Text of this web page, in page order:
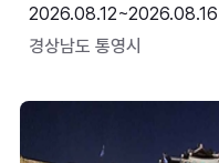
2026.08.12~2026.08.16
경상남도 통영시